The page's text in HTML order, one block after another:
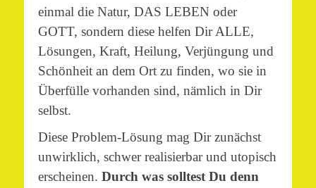
einmal die Natur, DAS LEBEN oder
GOTT, sondern diese helfen Dir ALLE,
Lösungen, Kraft, Heilung, Verjüngung und
Schönheit an dem Ort zu finden, wo sie in
Überfülle vorhanden sind, nämlich in Dir
selbst.
Diese Problem-Lösung mag Dir zunächst
unwirklich, schwer realisierbar und utopisch
erscheinen. Durch was solltest Du denn